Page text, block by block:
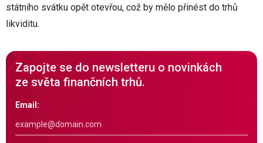
státního svátku opět otevřou, což by mělo přinést do trhů
likviditu.
Zapojte se do newsletteru o novinkách
ze světa finančních trhů.
Email: